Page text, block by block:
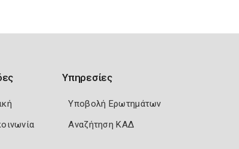
Υπηρεσίες
Υποβολή Ερωτημάτων
Αναζήτηση ΚΑΔ